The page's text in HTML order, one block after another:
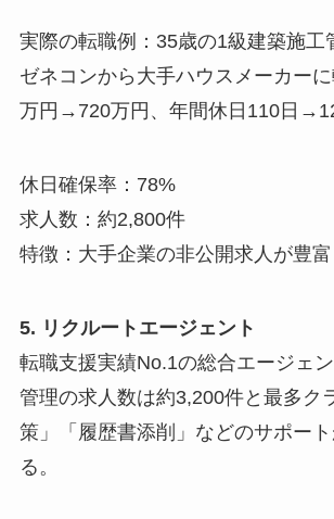
実際の転職例：35歳の1級建築施工
ゼネコンから大手ハウスメーカー
万円→720万円、年間休日110日
休日確保率：78%
求人数：約2,800件
特徴：大手企業の非公開求人が豊富
5. リクルートエージェント
転職支援実績No.1の総合エージェ
管理の求人数は約3,200件と最多ク
策」「履歴書添削」などのサポー
る。